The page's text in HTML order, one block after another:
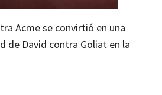
Acme se convirtió en una
de David contra Goliat en la